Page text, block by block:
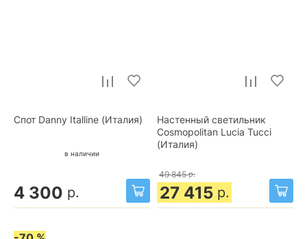
Спот Danny Italline (Италия)
в наличии
4 300 р.
Настенный светильник
Cosmopolitan Lucia Tucci
(Италия)
49 845 р.
27 415 р.